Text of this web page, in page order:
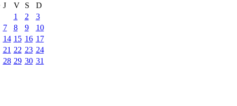
J V S
D
1
2
3
7 8 9
10
14 15 16 17
21 22 23 24
28 29 30 31